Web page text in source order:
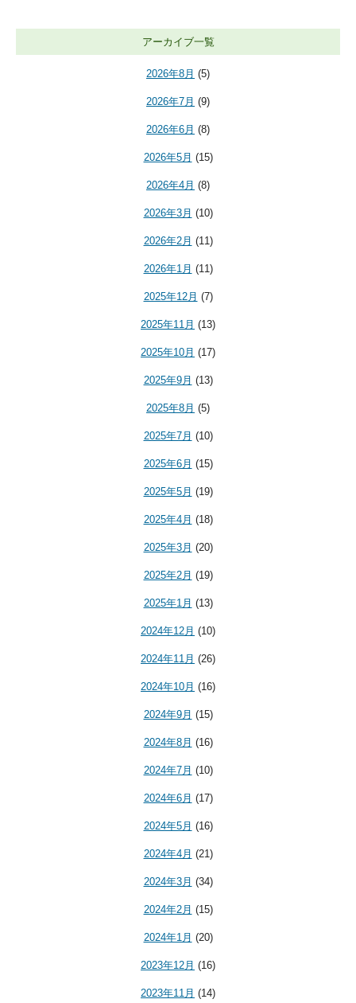
アーカイブ一覧
2026年8月 (5)
2026年7月 (9)
2026年6月 (8)
2026年5月 (15)
2026年4月 (8)
2026年3月 (10)
2026年2月 (11)
2026年1月 (11)
2025年12月 (7)
2025年11月 (13)
2025年10月 (17)
2025年9月 (13)
2025年8月 (5)
2025年7月 (10)
2025年6月 (15)
2025年5月 (19)
2025年4月 (18)
2025年3月 (20)
2025年2月 (19)
2025年1月 (13)
2024年12月 (10)
2024年11月 (26)
2024年10月 (16)
2024年9月 (15)
2024年8月 (16)
2024年7月 (10)
2024年6月 (17)
2024年5月 (16)
2024年4月 (21)
2024年3月 (34)
2024年2月 (15)
2024年1月 (20)
2023年12月 (16)
2023年11月 (14)